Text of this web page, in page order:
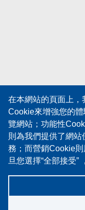
在本網站的頁面上，
Cookie來增強您的
覽網站；功能性
則為我們提供了網站
務；而營銷Cookie
旦您選擇“全部接受”
「設定」中隨時撤
資源
線纜樣品展示區
技術論文
政策